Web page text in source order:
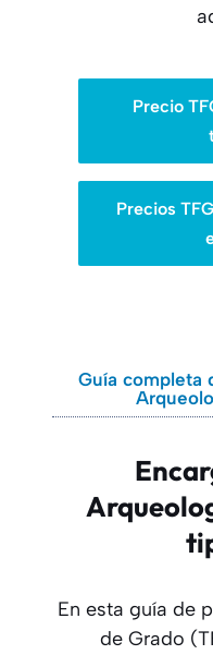
Precio
Precios
Guía completa
En esta guía de
de Grado